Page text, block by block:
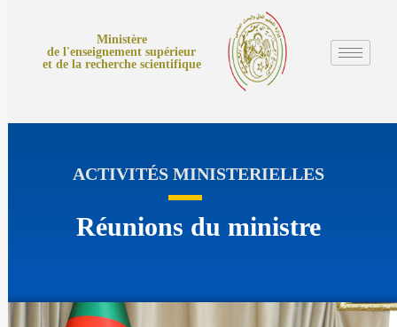
Ministère
de l'enseignement supérieur
et de la recherche scientifique
ACTIVITÉS MINISTERIELLES
Réunions du ministre